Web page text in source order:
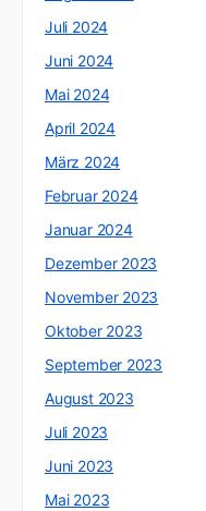
Juli 2024
Juni 2024
Mai 2024
April 2024
März 2024
Februar 2024
Januar 2024
Dezember 2023
November 2023
Oktober 2023
September 2023
August 2023
Juli 2023
Juni 2023
Mai 2023